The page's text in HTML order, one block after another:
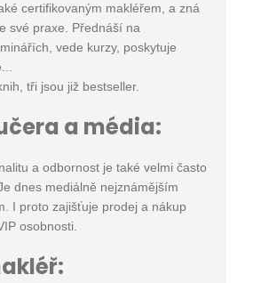
certifikovaným makléřem, a zná
své praxe. Přednáší na
vede kurzy, poskytuje
tři jsou již bestseller.
a média:
a odbornost je také velmi často
dnes mediálně nejznámějším
I proto zajišťuje prodej a nákup
osobnosti.